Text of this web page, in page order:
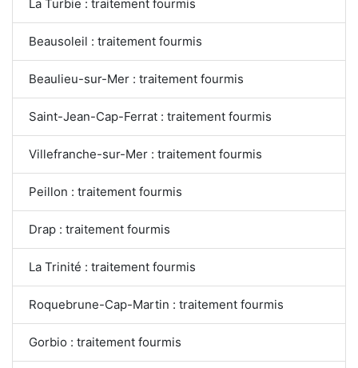
La Turbie : traitement fourmis
Beausoleil : traitement fourmis
Beaulieu-sur-Mer : traitement fourmis
Saint-Jean-Cap-Ferrat : traitement fourmis
Villefranche-sur-Mer : traitement fourmis
Peillon : traitement fourmis
Drap : traitement fourmis
La Trinité : traitement fourmis
Roquebrune-Cap-Martin : traitement fourmis
Gorbio : traitement fourmis